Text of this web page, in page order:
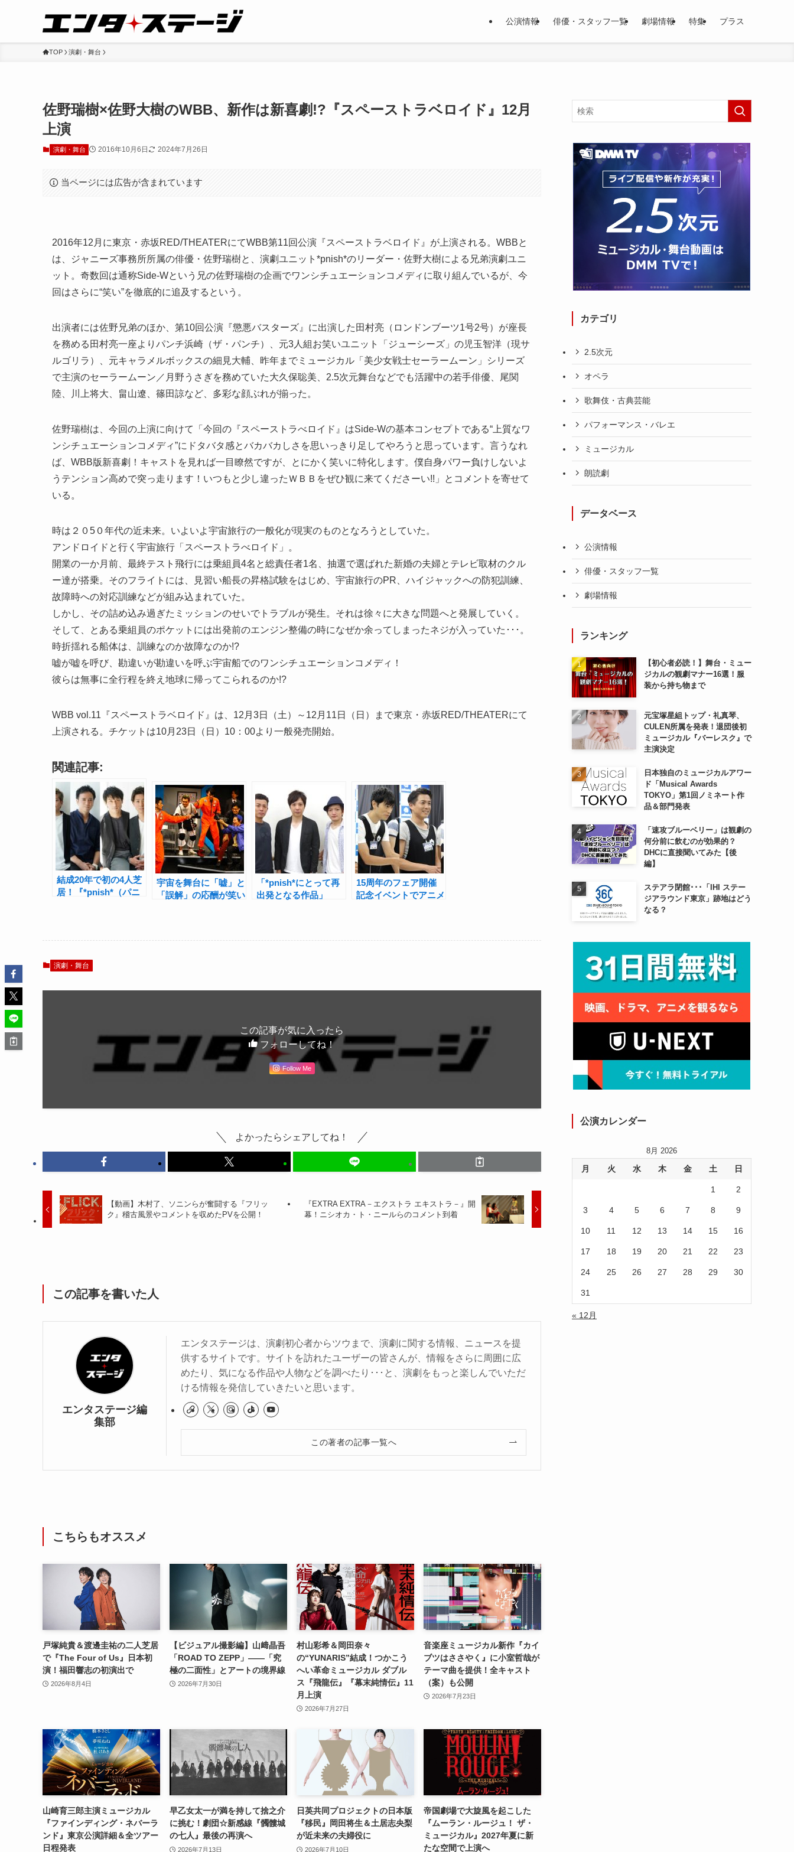
公演情報 俳優・スタッフ一覧 劇場情報 特集 プラス
TOP 演劇・舞台
佐野瑞樹×佐野大樹のWBB、新作は新喜劇!?『スペーストラベロイド』12月
上演
演劇・舞台 2016年10月6日 2024年7月26日
当ページには広告が含まれています
2016年12月に東京・赤坂RED/THEATERにてWBB第11回公演『スペーストラベロイド』が上演される。WBBと
は、ジャニーズ事務所所属の俳優・佐野瑞樹と、演劇ユニット*pnish*のリーダー・佐野大樹による兄弟演劇ユニ
ット。奇数回は通称Side-Wという兄の佐野瑞樹の企画でワンシチュエーションコメディに取り組んでいるが、今
回はさらに“笑い”を徹底的に追及するという。
出演者には佐野兄弟のほか、第10回公演『懲悪バスターズ』に出演した田村亮（ロンドンブーツ1号2号）が座長
を務める田村亮一座よりパンチ浜崎（ザ・パンチ）、元3人組お笑いユニット「ジューシーズ」の児玉智洋（現サ
ルゴリラ）、元キャラメルボックスの細見大輔、昨年までミュージカル「美少女戦士セーラームーン」シリーズ
で主演のセーラームーン／月野うさぎを務めていた大久保聡美、2.5次元舞台などでも活躍中の若手俳優、尾関
陸、川上将大、畠山遼、篠田諒など、多彩な顔ぶれが揃った。
佐野瑞樹は、今回の上演に向けて「今回の『スペーストラべロイド』はSide-Wの基本コンセプトである“上質なワ
ンシチュエーションコメディ”にドタバタ感とバカバカしさを思いっきり足してやろうと思っています。言うなれ
ば、WBB版新喜劇！キャストを見れば一目瞭然ですが、とにかく笑いに特化します。僕自身パワー負けしないよ
うテンション高めで突っ走ります！いつもと少し違ったＷＢＢをぜひ観に来てくださーい!!」とコメントを寄せて
いる。
時は２０5０年代の近未来。いよいよ宇宙旅行の一般化が現実のものとなろうとしていた。
アンドロイドと行く宇宙旅行「スペーストラべロイド」。
開業の一か月前、最終テスト飛行には乗組員4名と総責任者1名、抽選で選ばれた新婚の夫婦とテレビ取材のクル
ー達が搭乗。そのフライトには、見習い船長の昇格試験をはじめ、宇宙旅行のPR、ハイジャックへの防犯訓練、
故障時への対応訓練などが組み込まれていた。
しかし、その詰め込み過ぎたミッションのせいでトラブルが発生。それは徐々に大きな問題へと発展していく。
そして、とある乗組員のポケットには出発前のエンジン整備の時になぜか余ってしまったネジが入っていた･･･。
時折揺れる船体は、訓練なのか故障なのか!?
嘘が嘘を呼び、勘違いが勘違いを呼ぶ宇宙船でのワンシチュエーションコメディ！
彼らは無事に全行程を終え地球に帰ってこられるのか!?
WBB vol.11『スペーストラベロイド』は、12月3日（土）～12月11日（日）まで東京・赤坂RED/THEATERにて
上演される。チケットは10月23日（日）10：00より一般発売開始。
関連記事:
結成20年で初の4人芝
居！『*pnish*（パニ
宇宙を舞台に「嘘」と
「誤解」の応酬が笑い
「*pnish*にとって再
出発となる作品」
15周年のフェア開催
記念イベントでアニメ
演劇・舞台
この記事が気に入ったら
フォローしてね！
Follow Me
よかったらシェアしてね！
【動画】木村了、ソニンらが奮闘する『フリッ
ク』稽古風景やコメントを収めたPVを公開！
『EXTRA EXTRA－エクストラ エキストラ－』開
幕！ニシオカ・ト・ニールらのコメント到着
この記事を書いた人
エンタステージ編
集部
エンタステージは、演劇初心者からツウまで、演劇に関する情報、ニュースを提
供するサイトです。サイトを訪れたユーザーの皆さんが、情報をさらに周囲に広
めたり、気になる作品や人物などを調べたり･･･と、演劇をもっと楽しんでいただ
ける情報を発信していきたいと思います。
この著者の記事一覧へ
こちらもオススメ
戸塚純貴＆渡邊圭祐の二人芝居
で『The Four of Us』日本初
演！福田響志の初演出で
2026年8月4日
【ビジュアル撮影編】山﨑晶吾
「ROAD TO ZEPP」――「究
極の二面性」とアートの境界線
2026年7月30日
村山彩希＆岡田奈々
の“YUNARIS”結成！つかこう
へい革命ミュージカル ダブル
ス『飛龍伝』『幕末純情伝』11
月上演
2026年7月27日
音楽座ミュージカル新作『カイ
ブツはささやく』に小室哲哉が
テーマ曲を提供！全キャスト
（案）も公開
2026年7月23日
山崎育三郎主演ミュージカル
『ファインディング・ネバーラ
ンド』東京公演詳細＆全ツアー
日程発表
早乙女太一が満を持して捨之介
に挑む！劇団☆新感線『髑髏城
の七人』最後の再演へ
2026年7月13日
日英共同プロジェクトの日本版
『移民』岡田将生＆土居志央梨
が近未来の夫婦役に
2026年7月10日
帝国劇場で大旋風を起こした
『ムーラン・ルージュ！ ザ・
ミュージカル』2027年夏に新
たな空間で上演へ
カテゴリ
2.5次元
オペラ
歌舞伎・古典芸能
パフォーマンス・バレエ
ミュージカル
朗読劇
データベース
公演情報
俳優・スタッフ一覧
劇場情報
ランキング
【初心者必読！】舞台・ミュー
ジカルの観劇マナー16選！服
装から持ち物まで
元宝塚星組トップ・礼真琴、
CULEN所属を発表！退団後初
ミュージカル『バーレスク』で
主演決定
日本独自のミュージカルアワー
ド「Musical Awards
TOKYO」第1回ノミネート作
品＆部門発表
「速攻ブルーベリー」は観劇の
何分前に飲むのが効果的？
DHCに直接聞いてみた【後
編】
ステアラ閉館･･･「IHI ステー
ジアラウンド東京」跡地はどう
なる？
公演カレンダー
8月 2026
月 火 水 木 金 土 日
1 2
3 4 5 6 7 8 9
10 11 12 13 14 15 16
17 18 19 20 21 22 23
24 25 26 27 28 29 30
31
« 12月